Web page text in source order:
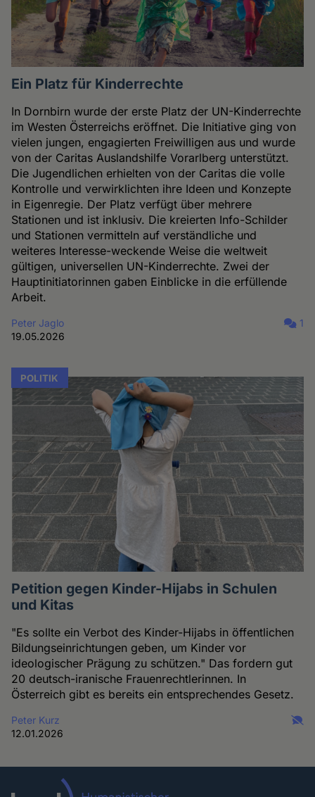
Ein Platz für Kinderrechte
In Dornbirn wurde der erste Platz der UN-Kinderrechte
im Westen Österreichs eröffnet. Die Initiative ging von
vielen jungen, engagierten Freiwilligen aus und wurde
von der Caritas Auslandshilfe Vorarlberg unterstützt.
Die Jugendlichen erhielten von der Caritas die volle
Kontrolle und verwirklichten ihre Ideen und Konzepte
in Eigenregie. Der Platz verfügt über mehrere
Stationen und ist inklusiv. Die kreierten Info-Schilder
und Stationen vermitteln auf verständliche und
weiteres Interesse-weckende Weise die weltweit
gültigen, universellen UN-Kinderrechte. Zwei der
Hauptinitiatorinnen gaben Einblicke in die erfüllende
Arbeit.
Peter Jaglo
19.05.2026
1
POLITIK
Petition gegen Kinder-Hijabs in Schulen
und Kitas
"Es sollte ein Verbot des Kinder-Hijabs in öffentlichen
Bildungseinrichtungen geben, um Kinder vor
ideologischer Prägung zu schützen." Das fordern gut
20 deutsch-iranische Frauenrechtlerinnen. In
Österreich gibt es bereits ein entsprechendes Gesetz.
Peter Kurz
12.01.2026